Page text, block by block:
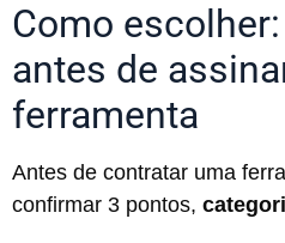
Como
antes de
ferramenta
Antes de contratar uma
confirmar 3 pontos,